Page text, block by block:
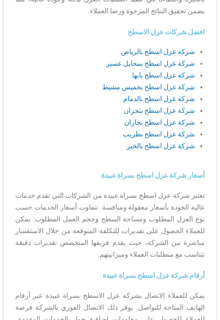
يضمن تحقيق النتائج المرجوة ورضا العملاء.
افضل شركات عزل الاسطح
شركة عزل اسطح بالرياض
شركة عزل اسطح بمحايل عسير
شركة عزل اسطح بابها
شركة عزل اسطح بخميس مشيط
شركة عزل اسطح بالدمام
شركة عزل اسطح بنجران
شركة عزل اسطح بجازان
شركة عزل اسطح بطريب
شركة عزل اسطح بالخبر
أسعار شركة عزل اسطح بسراة عبيدة
تعتبر شركة عزل اسطح بسراة عبيدة من الشركات التي تقدم خدمات
عالية الجودة بأسعار معقولة ومنافسة. تتفاوت أسعار الخدمات حسب
نوع العزل المطلوب ومساحة السطح وحجم العمل المطلوب. يمكن
للعملاء الحصول على تقديرات للتكلفة المتوقعة من خلال الاستفسار
مباشرة من الشركة، حيث يقدم فريقها المتخصص تقديرات دقيقة
تتناسب مع متطلبات العملاء وميزانيتهم.
أرقام شركة عزل اسطح بسراة عبيدة
يمكن للعملاء الاتصال بشركة عزل الاسطح بسراة عبيدة عبر أرقام
الهاتف المتاحة للتواصل. يوفر ذلك الاتصال الفوري بالشركة فرصة